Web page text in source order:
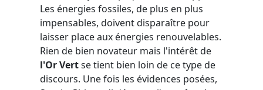
Les énergies fossiles, de plus en plus
impensables, doivent disparaître pour
laisser place aux énergies renouvelables.
Rien de bien novateur mais l'intérêt de
l'Or Vertse tient bien loin de ce type de
discours. Une fois les évidences posées,